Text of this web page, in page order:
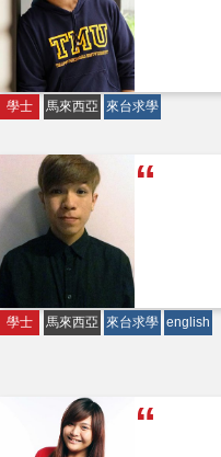
學士 馬來西亞 來台求學
學士 馬來西亞 來台求學 english